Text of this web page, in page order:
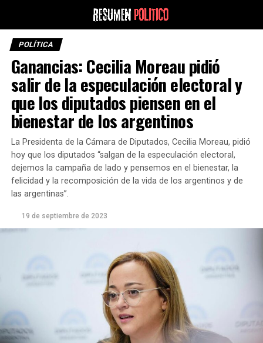
POLÍTICA
Ganancias: Cecilia Moreau pidió
salir de la especulación electoral y
que los diputados piensen en el
bienestar de los argentinos
La Presidenta de la Cámara de Diputados, Cecilia Moreau, pidió
hoy que los diputados “salgan de la especulación electoral,
dejemos la campaña de lado y pensemos en el bienestar, la
felicidad y la recomposición de la vida de los argentinos y de
las argentinas”.
19 de septiembre de 2023